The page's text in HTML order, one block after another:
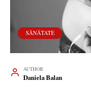
SĂNĂTATE
AUTHOR
Daniela Balan